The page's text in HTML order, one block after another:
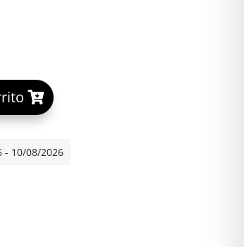
GEL-CREMA 100 ML cantidad
A
e
- 10/08/2026